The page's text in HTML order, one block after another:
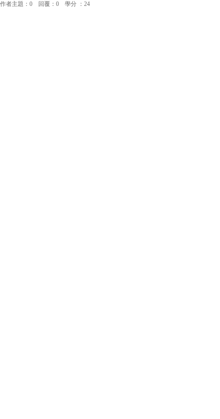
作者主題：0 回覆：0 學分 ：24